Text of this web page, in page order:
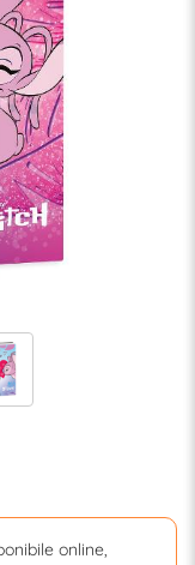
online,